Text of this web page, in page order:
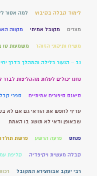
לימוד קבלה בקיבוץ למה אסור
מצרים מקובל אמיתי מקווה
משיח ותיקוני הזוהר משמעות טו
נב – הנעור בלילה והמהלך בדרך
נחנו יכולים לעלות מהקליפות
סיאנס סיפורים אמיתיים ספרי
עדיף לחפש את הודאי גם אם לא
שבאופן ודאי לא תושג בו האמת
פנחס פרעה הרשע פרשת
קבלה מעשית ויקיפדיה קליפת
רבי יעקב אבוחצירא המקובל